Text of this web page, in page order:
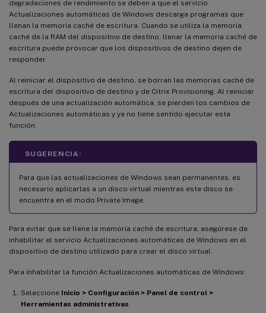
degradaciones de rendimiento se deben a que el servicio
Actualizaciones automáticas de Windows descarga programas que
llenan la memoria caché de escritura. Cuando se utiliza la memoria
caché de la RAM del dispositivo de destino, llenar la memoria caché de
escritura puede provocar que los dispositivos de destino dejen de
responder.
Al reiniciar el dispositivo de destino, se borran las memorias caché de
escritura del dispositivo de destino y de Citrix Provisioning. Al reiniciar
después de una actualización automática, se pierden los cambios de
Actualizaciones automáticas y ya no tiene sentido ejecutar esta
función.
SUGERENCIA:
Para que las actualizaciones de Windows sean permanentes, es
necesario aplicarlas a un disco virtual mientras este disco se
encuentra en el modo Private Image.
Para evitar que se llene la memoria caché de escritura, asegúrese de
inhabilitar el servicio Actualizaciones automáticas de Windows en el
dispositivo de destino utilizado para crear el disco virtual.
Para inhabilitar la función Actualizaciones automáticas de Windows:
Seleccione Inicio > Configuración > Panel de control >
Herramientas administrativas